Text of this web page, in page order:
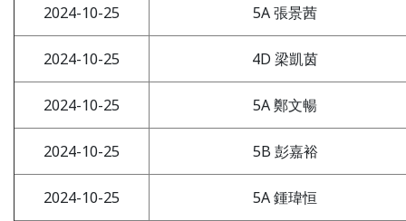
2024-10-25 5A 張景茜
2024-10-25 4D 梁凱茵
2024-10-25 5A 鄭文暢
2024-10-25 5B 彭嘉裕
2024-10-25 5A 鍾瑋恒